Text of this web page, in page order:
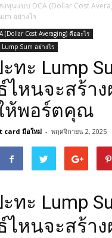
งทุนแบบ DCA (Dollar Cost
อย่างไร
(Dollar Cost Averaging) คืออะไร
Sum อย่างไร
ะทะ Lump
ไหนจะสร้า
ห้พอร์ตคุณ
card มือใหม่ - พฤศจิกายน 2, 2025
ะทะ Lump
ไหนจะสร้า